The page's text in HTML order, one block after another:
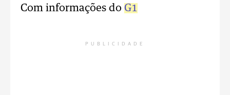
Com informações do G1
PUBLICIDADE